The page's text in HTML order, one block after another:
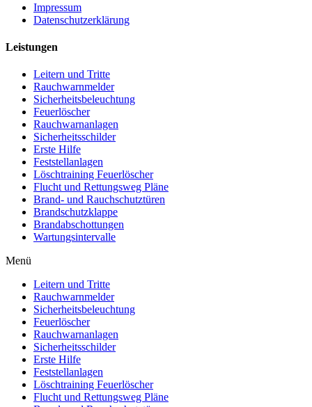
Impressum
Datenschutzerklärung
Leistungen
Leitern und Tritte
Rauchwarnmelder
Sicherheitsbeleuchtung
Feuerlöscher
Rauchwarnanlagen
Sicherheitsschilder
Erste Hilfe
Feststellanlagen
Löschtraining Feuerlöscher
Flucht und Rettungsweg Pläne
Brand- und Rauchschutztüren
Brandschutzklappe
Brandabschottungen
Wartungsintervalle
Menü
Leitern und Tritte
Rauchwarnmelder
Sicherheitsbeleuchtung
Feuerlöscher
Rauchwarnanlagen
Sicherheitsschilder
Erste Hilfe
Feststellanlagen
Löschtraining Feuerlöscher
Flucht und Rettungsweg Pläne